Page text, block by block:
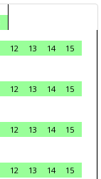
12 13 14
15
12 13 14
15
12 13 14
15
12 13 14
15